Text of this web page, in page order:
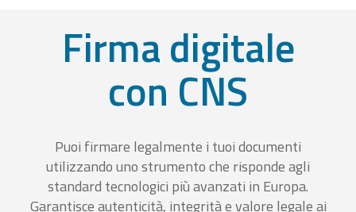
Firma digitale
con CNS
Puoi firmare legalmente i tuoi documenti
utilizzando uno strumento che risponde agli
standard tecnologici più avanzati in Europa.
Garantisce autenticità, integrità e valore legale ai